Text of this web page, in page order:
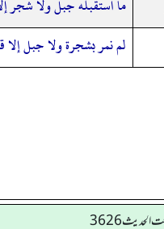
ما استقبله جبل ولا شجر
لم نمر بشجرة ولا جبل إلا
3626